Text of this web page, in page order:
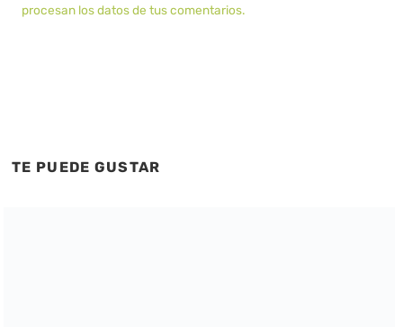
procesan los datos de tus comentarios.
TE PUEDE GUSTAR